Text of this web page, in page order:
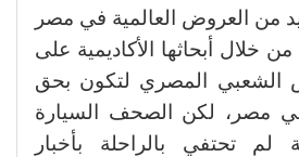
من العروض العالمية في مصر
خلال أبحاثها الأكاديمية على
الشعبي المصري لتكون بحق
في مصر، لكن الصحف السيارة
لم تحتفي بالراحلة بأخبار